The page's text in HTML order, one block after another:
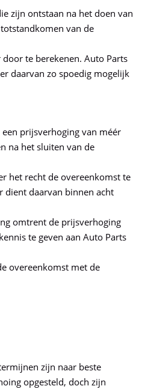
ontstaan na het doen van
van de
te berekenen. Auto Parts
daarvan zo spoedig mogelijk
prijsverhoging van méér
na het sluiten van de
recht de overeenkomst te
dient daarvan binnen acht
de prijsverhoging
te geven aan Auto Parts
met de
zijn naar beste
opgesteld, doch zijn